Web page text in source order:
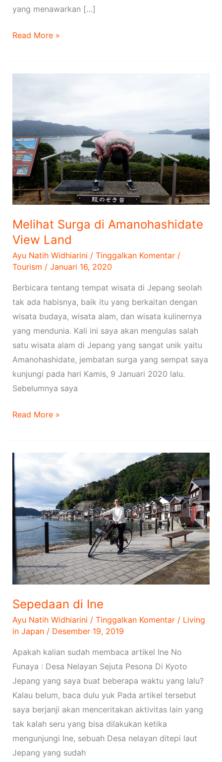
yang menawarkan […]
Read More »
Melihat Surga di Amanohashidate
View Land
Ayu Natih Widhiarini / Tinggalkan Komentar /
Tourism / Januari 16, 2020
Berbicara tentang tempat wisata di Jepang seolah
tak ada habisnya, baik itu yang berkaitan dengan
wisata budaya, wisata alam, dan wisata kulinernya
yang mendunia. Kali ini saya akan mengulas salah
satu wisata alam di Jepang yang sangat unik yaitu
Amanohashidate, jembatan surga yang sempat saya
kunjungi pada hari Kamis, 9 Januari 2020 lalu.
Sebelumnya saya
Amanohashidate
View
Land
Read More »
Sepedaan di Ine
Ayu Natih Widhiarini / Tinggalkan Komentar / Living
in Japan/ Desember 19, 2019
Apakah kalian sudah membaca artikel Ine No
Funaya : Desa Nelayan Sejuta Pesona Di Kyoto
Jepang yang saya buat beberapa waktu yang lalu?
Kalau belum, baca dulu yuk Pada artikel tersebut
saya berjanji akan menceritakan aktivitas lain yang
tak kalah seru yang bisa dilakukan ketika
mengunjungi Ine, sebuah Desa nelayan ditepi laut
Jepang yang sudah
Sepedaan
di
Ine